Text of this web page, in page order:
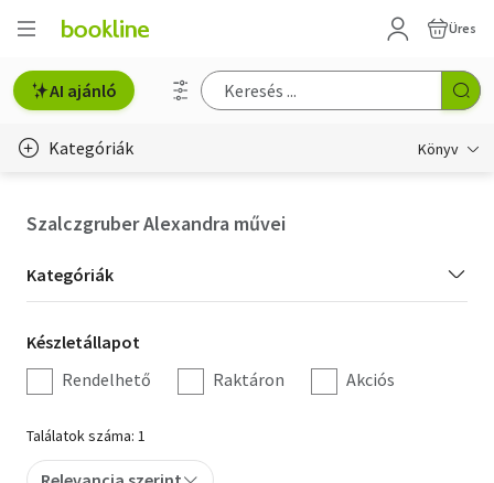
Üres
AI ajánló
Kategóriák Könyv
Hobbi, szabadidő
Irodalom
Művészet
Szalczgruber Alexandra művei
Kategória
szűrés
Kategóriák
Készletállapot
szűrés
Készletállapot
Rendelhető
Raktáron Akciós
Találatok száma: 1